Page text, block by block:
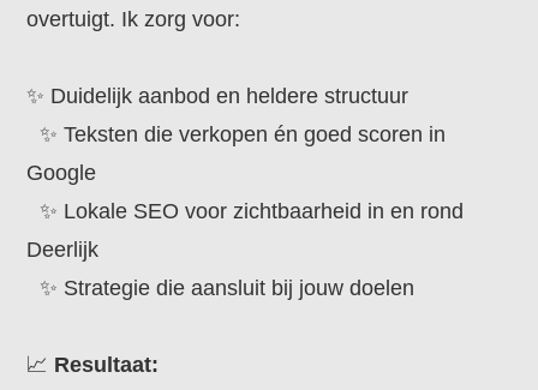
overtuigt. Ik zorg voor:
✨ Duidelijk aanbod en heldere structuur
✨ Teksten die verkopen én goed scoren in
Google
✨ Lokale SEO voor zichtbaarheid in en rond
Deerlijk
✨ Strategie die aansluit bij jouw doelen
📈 Resultaat: